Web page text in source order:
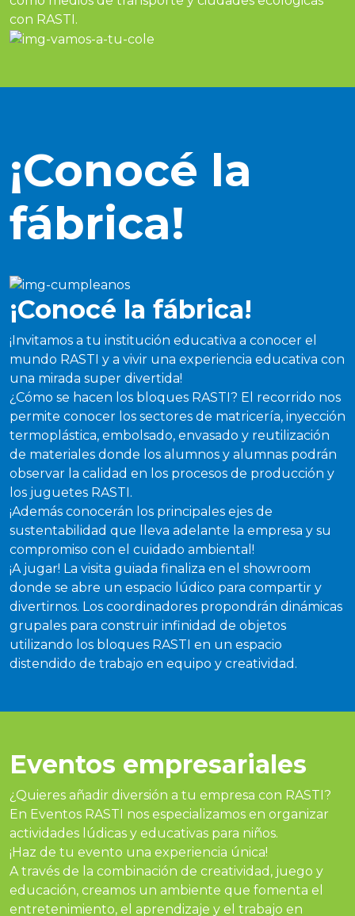
con RASTI.
¡Conocé la
fábrica!
¡Conocé la fábrica!
¡Invitamos a tu institución educativa a conocer el
mundo RASTI y a vivir una experiencia educativa con
una mirada super divertida!
¿Cómo se hacen los bloques RASTI? El recorrido nos
permite conocer los sectores de matricería, inyección
termoplástica, embolsado, envasado y reutilización
de materiales donde los alumnos y alumnas podrán
observar la calidad en los procesos de producción y
los juguetes RASTI.
¡Además conocerán los principales ejes de
sustentabilidad que lleva adelante la empresa y su
compromiso con el cuidado ambiental!
¡A jugar! La visita guiada finaliza en el showroom
donde se abre un espacio lúdico para compartir y
divertirnos. Los coordinadores propondrán dinámicas
grupales para construir infinidad de objetos
utilizando los bloques RASTI en un espacio
distendido de trabajo en equipo y creatividad.
Eventos empresariales
¿Quieres añadir diversión a tu empresa con RASTI?
En Eventos RASTI nos especializamos en organizar
actividades lúdicas y educativas para niños.
¡Haz de tu evento una experiencia única!
A través de la combinación de creatividad, juego y
educación, creamos un ambiente que fomenta el
entretenimiento, el aprendizaje y el trabajo en